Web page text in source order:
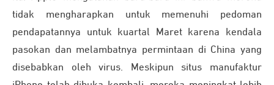
tidak mengharapkan untuk memenuhi pedoman
pendapatannya untuk kuartal Maret karena kendala
pasokan dan melambatnya permintaan di China yang
disebabkan oleh virus. Meskipun situs manufaktur